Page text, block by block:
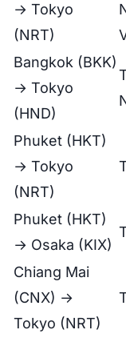
→ Tokyo
(NRT)
Bangkok (BKK)
→ Tokyo
(HND)
Phuket (HKT)
→ Tokyo
(NRT)
Phuket (HKT)
→ Osaka (KIX)
Chiang Mai
(CNX) →
Tokyo (NRT)